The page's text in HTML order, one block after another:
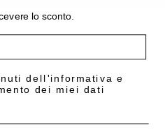
, Impronta
lo sconto.
dell'informativa e
dei miei dati